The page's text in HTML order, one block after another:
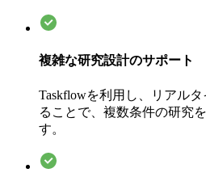
複雑な研究設計のサポート
Taskflowを利用し、リアル
ることで、複数条件の研究
す。